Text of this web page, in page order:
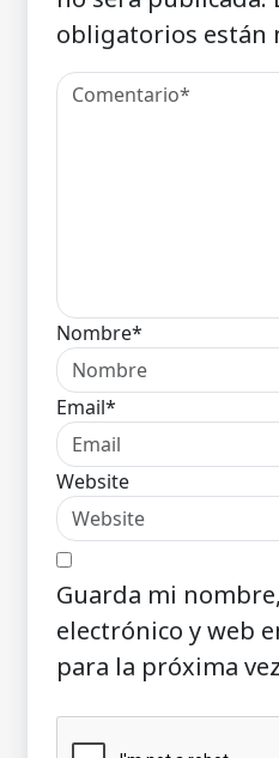
obligatorios están
Nombre*
Email*
Website
Guarda mi
electrónico y web
para la próxima